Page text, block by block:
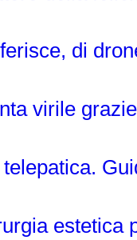
di
virile
telepatica.
estetica